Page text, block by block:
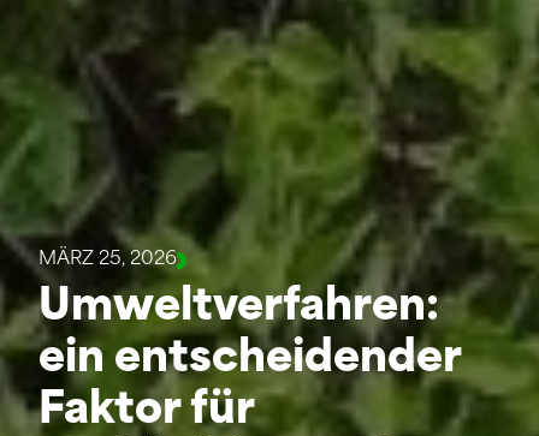
MÄRZ 25, 2026
Umweltverfahren:
ein entscheidender
Faktor für